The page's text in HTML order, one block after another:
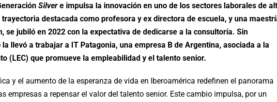
Silver e impulsa la innovación en uno de los sectores laborales de
destacada como profesora y ex directora de escuela, y una
se jubiló en 2022 con la expectativa de dedicarse a la consultoría. Sin
llevó a trabajar a IT Patagonia, una empresa B de Argentina, asociada a la
(LEC) que promueve la empleabilidad y el talento senior.
y el aumento de la esperanza de vida en Iberoamérica redefinen el panorama
empresas a repensar el valor del talento senior. Este cambio impulsa, por un